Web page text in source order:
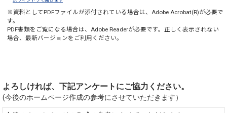
※資料としてPDFファイルが添付されている場合は、 Adobe Acrobat(R)が必要で
す。
PDF書類をご覧になる場合は、 Adobe Readerが必要です。正しく表示されない
場合、最新バージョンをご利用ください。